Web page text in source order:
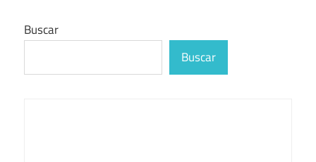
Buscar
Buscar